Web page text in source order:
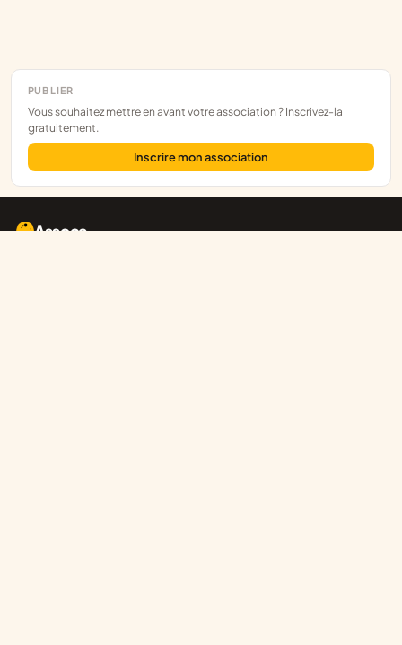
PUBLIER
Vous souhaitez mettre en avant votre association ? Inscrivez-la
gratuitement.
Inscrire mon association
Assoce